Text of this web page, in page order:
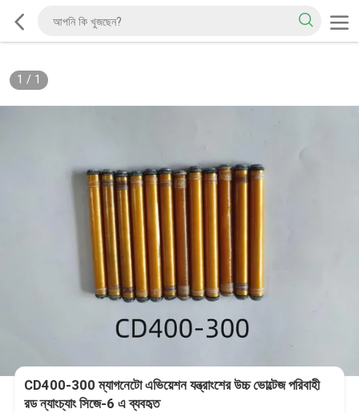
1 / 1
CD400-300 ম্যাগনেটো এভিয়েশন যন্ত্রাংশের উচ্চ ভোল্টেজ পরিবাহী
রড ন্যাংচ্যাং সিজে-6 এ ব্যবহৃত